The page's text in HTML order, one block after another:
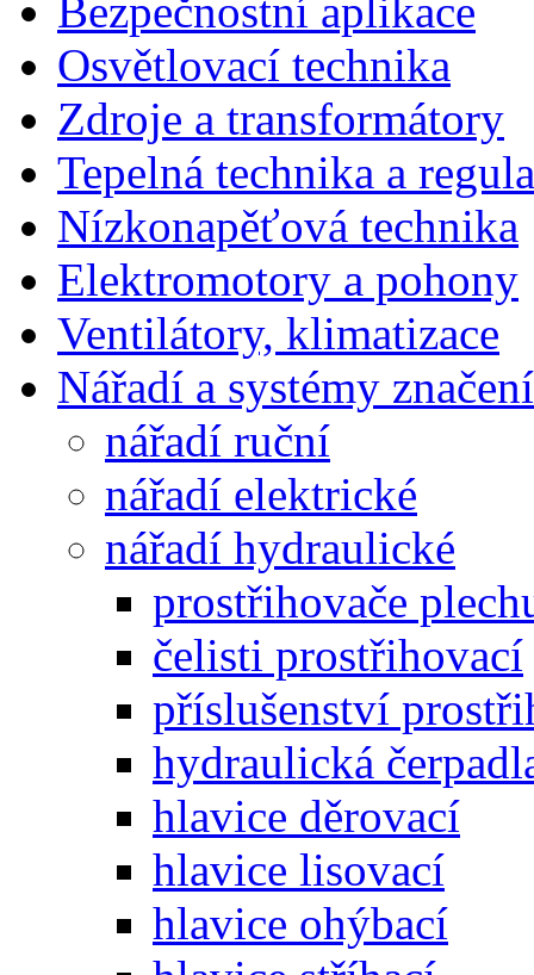
Bezpečnostní aplikace
Osvětlovací technika
Zdroje a transformátory
Tepelná technika a
Nízkonapěťová technika
Elektromotory a pohony
Ventilátory, klimatizace
Nářadí a systémy značení
nářadí ruční
nářadí elektrické
nářadí hydraulické
prostřihovače
čelisti prostřihovací
příslušenství
hydraulická
hlavice děrovací
hlavice lisovací
hlavice ohýbací